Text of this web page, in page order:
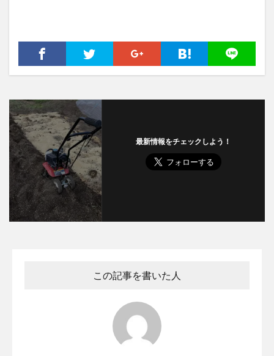
最新情報をチェックしよう！
この記事を書いた人